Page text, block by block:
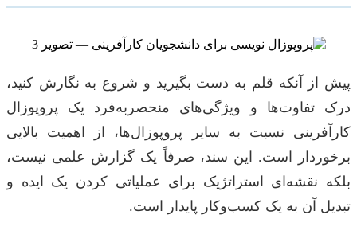
پیش از آنکه قلم به دست بگیرید و شروع به نگارش کنید،
درک تفاوت‌ها و ویژگی‌های منحصربه‌فرد یک پروپوزال
کارآفرینی نسبت به سایر پروپوزال‌ها، از اهمیت بالایی
برخوردار است. این سند، صرفاً یک گزارش علمی نیست،
بلکه نقشه‌ای استراتژیک برای عملیاتی کردن یک ایده و
تبدیل آن به یک کسب‌وکار پایدار است.